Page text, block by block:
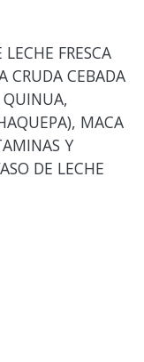
FRESCA
CRUDA CEBADA
QUINUA,
MACA
Y
DE LECHE